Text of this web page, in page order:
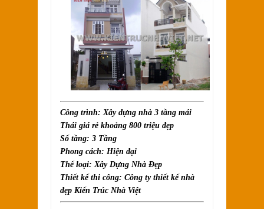
Công trình: Xây dựng nhà 3 tầng mái
Thái giá rẻ khoảng 800 triệu đẹp
Số tầng: 3 Tầng
Phong cách: Hiện đại
Thể loại: Xây Dựng Nhà Đẹp
Thiết kế thi công: Công ty thiết kế nhà
đẹp Kiến Trúc Nhà Việt